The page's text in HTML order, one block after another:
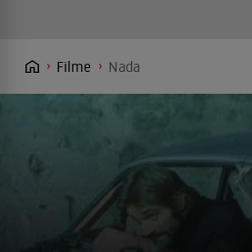
Filme Nada